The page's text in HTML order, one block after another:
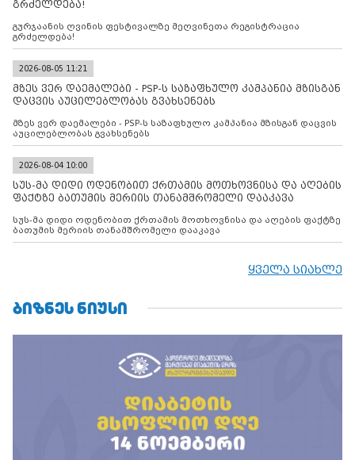
გრძელდება!
გურჯაანის ღვინის ფესტივალზე მეღვინეთა რეგისტრაცია
გრძელდება!
2026-08-05 11:21
მზეს ვერ დაემალები - PSP-ს საზაფხულო კამპანია მზისგან
დაცვის აუცილებლობას გვახსენებს
მზეს ვერ დაემალები - PSP-ს საზაფხულო კამპანია მზისგან დაცვის
აუცილებლობას გვახსენებს
2026-08-04 10:00
სუს-მა დიდი ოდენობით ქრთამის მოთხოვნისა და აღების
ფაქტზე ბათუმის მერიის თანამშრომელი დააკავა
სუს-მა დიდი ოდენობით ქრთამის მოთხოვნისა და აღების ფაქტზე
ბათუმის მერიის თანამშრომელი დააკავა
ყველა სიახლე
ᲑᲘᲖᲜᲔᲡ ᲜᲘᲣᲡᲘ